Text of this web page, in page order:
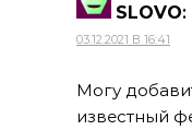
SLOVO:
03.12.2021 В 16:41
Могу
известный